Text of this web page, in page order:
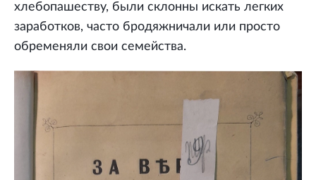
хлебопашеству, были склонны искать легких
заработков, часто бродяжничали или просто
обременяли свои семейства.